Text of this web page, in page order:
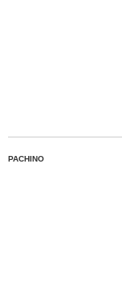
PACHINO